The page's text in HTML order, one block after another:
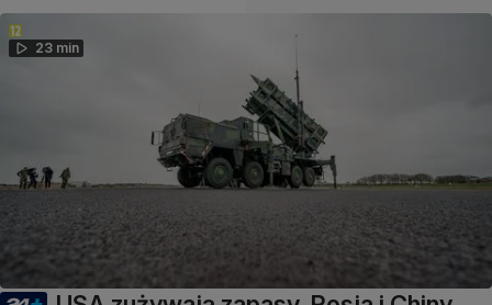
23 min